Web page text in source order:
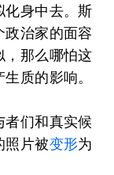
化身中去。斯
政治家的面容
，那么哪怕这
质的影响。
者们和真实候
照片被变形为